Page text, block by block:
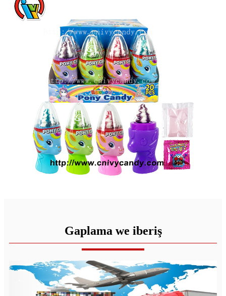
Gaplama we iberiş